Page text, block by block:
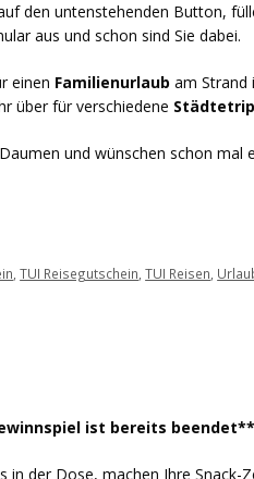
den untenstehenden Button,
aus und schon sind Sie dabei.
einen Familienurlaub am Strand
über für verschiedene
und wünschen schon mal
,TUI Reisegutschein ,TUI Reisen
ist bereits
in der Dose, machen Ihre Snack-